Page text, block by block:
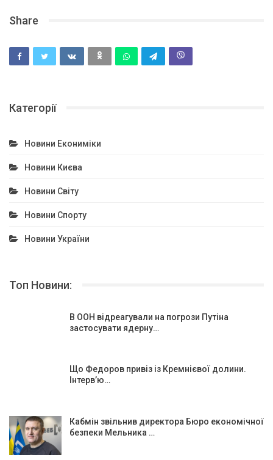
Share
Категорії
Новини Екониміки
Новини Києва
Новини Світу
Новини Спорту
Новини України
Топ Новини:
В ООН відреагували на погрози Путіна
застосувати ядерну…
Що Федоров привіз із Кремнієвої долини.
Інтерв’ю…
Кабмін звільнив директора Бюро економічної
безпеки Мельника …